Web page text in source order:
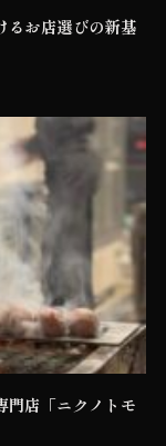
るお店選びの新基
門店「ニクノトモ